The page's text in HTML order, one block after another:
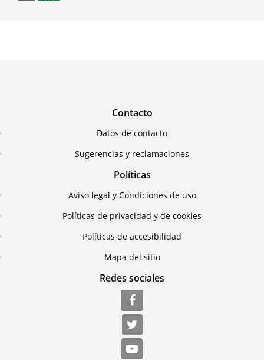
Contacto
Datos de contacto
Sugerencias y reclamaciones
Políticas
Aviso legal y Condiciones de uso
Políticas de privacidad y de cookies
Políticas de accesibilidad
Mapa del sitio
Redes sociales